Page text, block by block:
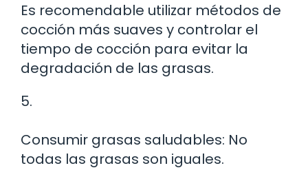
Es recomendable utilizar métodos de
cocción más suaves y controlar el
tiempo de cocción para evitar la
degradación de las grasas.
5.
Consumir grasas saludables: No
todas las grasas son iguales.